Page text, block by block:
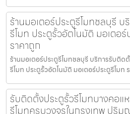
ร้านมอเตอร์ประตูรีโมทชลบุรี
รีโมท ประตูรั้วอัตโนมัติ มอเตอ
ราคาถูก
ร้านมอเตอร์ประตูรีโมทชลบุรี บริการรับติด
รีโมท ประตูรั้วอัตโนมัติ มอเตอร์ประตูรีโมท
รับติดตั้งประตูรั้วรีโมทบางคอ
รีโมทครบวงจรในกรุงเทพ ปริ